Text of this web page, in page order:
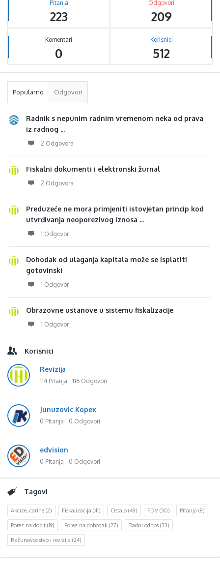
Pitanja
223
Odgovori
209
Komentari
0
Korisnici
512
Popularno Odgovori
Radnik s nepunim radnim vremenom neka od prava
iz radnog ...
2 Odgovora
Fiskalni dokumenti i elektronski žurnal
2 Odgovora
Preduzeće ne mora primjeniti istovjetan princip kod
utvrđivanja neoporezivog iznosa ...
1 Odgovor
Dohodak od ulaganja kapitala može se isplatiti
gotovinski
1 Odgovor
Obrazovne ustanove u sistemu fiskalizacije
1 Odgovor
Korisnici
Revizija
114 Pitanja 116 Odgovori
Junuzovic Kopex
0 Pitanja 0 Odgovori
edvision
0 Pitanja 0 Odgovori
Tagovi
Akcize, carine (2) Fiskalizacija (41) Ostalo (48) PDV (30) Pitanja (8)
Porez na dobit (19) Porez na dohodak (27) Radni odnos (33)
Računovodstvo i revizija (24)